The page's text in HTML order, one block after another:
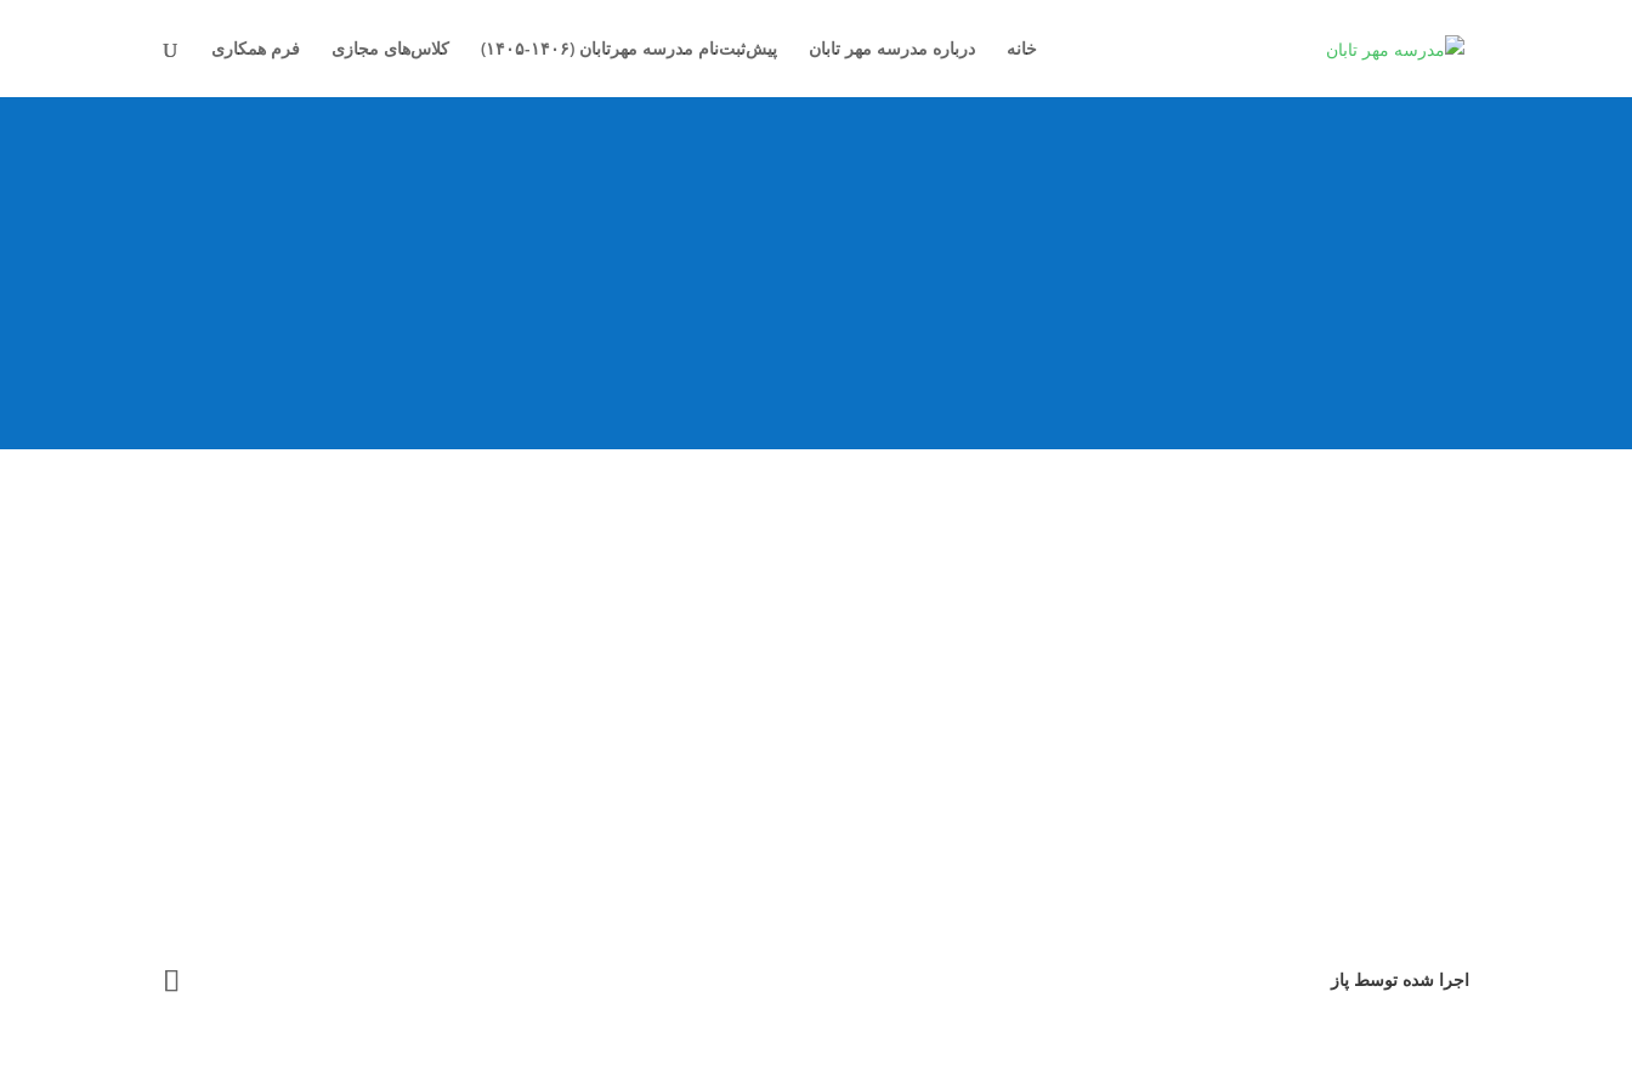
خانه درباره مدرسه مهر تابان پیش‌ثبت‌نام مدرسه مهرتابان (۱۴۰۶-۱۴۰۵) کلاس‌های مجازی فرم همکاری
اجرا شده توسط پاز